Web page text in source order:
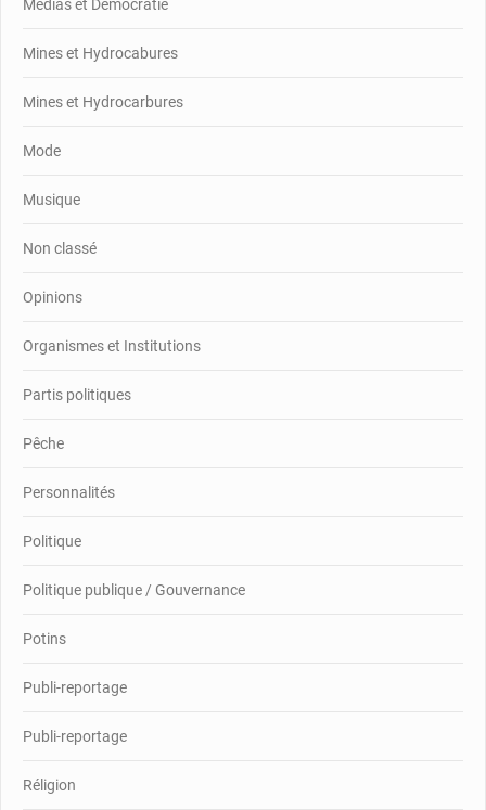
Médias et Démocratie
Mines et Hydrocabures
Mines et Hydrocarbures
Mode
Musique
Non classé
Opinions
Organismes et Institutions
Partis politiques
Pêche
Personnalités
Politique
Politique publique / Gouvernance
Potins
Publi-reportage
Publi-reportage
Réligion